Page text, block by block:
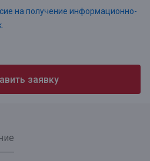
на получение информационно-
заявку